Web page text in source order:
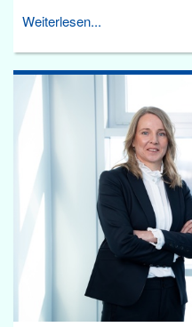
Weiterlesen...